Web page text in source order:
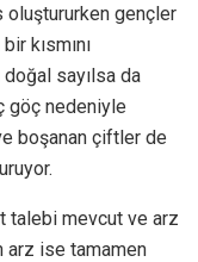
oluştururken gençler
kısmını
sayılsa da
göç nedeniyle
boşanan çiftler de
talebi mevcut ve arz
arz ise tamamen